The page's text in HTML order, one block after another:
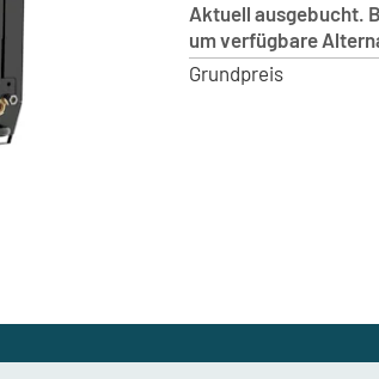
Aktuell ausgebucht.
um verfügbare
Grundpreis